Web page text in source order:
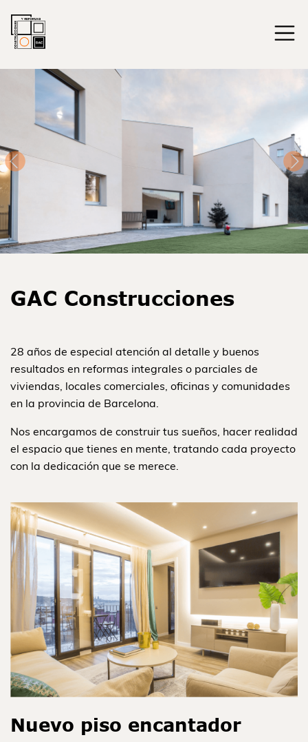
GAC Construcciones
28 años de especial atención al detalle y buenos
resultados en reformas integrales o parciales de
viviendas, locales comerciales, oficinas y comunidades
en la provincia de Barcelona.
Nos encargamos de construir tus sueños, hacer realidad
el espacio que tienes en mente, tratando cada proyecto
con la dedicación que se merece.
Nuevo piso encantador